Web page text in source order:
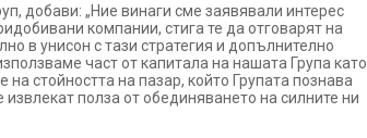
добави: „Ние винаги сме заявявали интерес
компании, стига те да отговарят на
в унисон с тази стратегия и допълнително
част от капитала на нашата Група като
стойността на пазар, който Групата познава
полза от обединяването на силните ни